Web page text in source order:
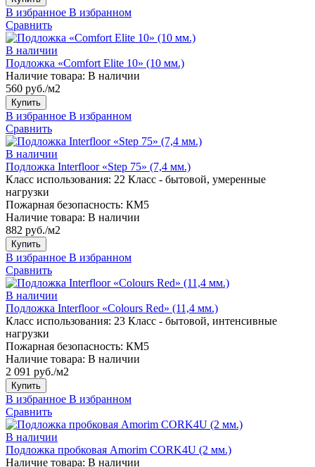
В избранное В избранном
Сравнить
В наличии
Подложка «Comfort Elite 10» (10 мм.)
Наличие товара: В наличии
560 руб./м2
Купить
В избранное В избранном
Сравнить
В наличии
Подложка Interfloor «Step 75» (7,4 мм.)
Класс использования: 22 Класс - бытовой, умеренные
нагрузки
Пожарная безопасность: КМ5
Наличие товара: В наличии
882 руб./м2
Купить
В избранное В избранном
Сравнить
В наличии
Подложка Interfloor «Colours Red» (11,4 мм.)
Класс использования: 23 Класс - бытовой, интенсивные
нагрузки
Пожарная безопасность: КМ5
Наличие товара: В наличии
2 091 руб./м2
Купить
В избранное В избранном
Сравнить
В наличии
Подложка пробковая Amorim CORK4U (2 мм.)
Наличие товара: В наличии